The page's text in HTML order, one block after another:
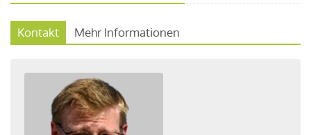
Kontakt Mehr Informationen